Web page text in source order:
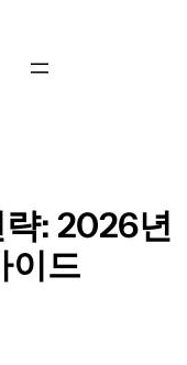
: 2026년
이드